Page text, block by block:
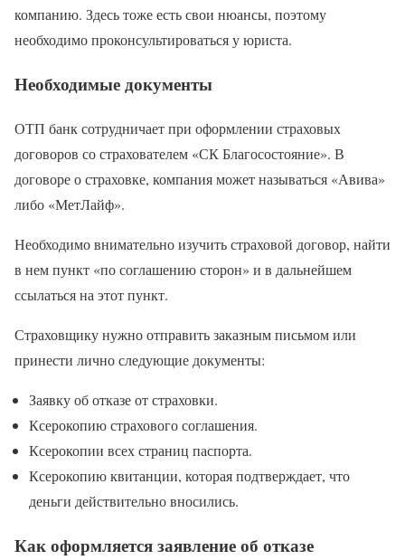
компанию. Здесь тоже есть свои нюансы, поэтому
необходимо проконсультироваться у юриста.
Необходимые документы
ОТП банк сотрудничает при оформлении страховых
договоров со страхователем «СК Благосостояние». В
договоре о страховке, компания может называться «Авива»
либо «МетЛайф».
Необходимо внимательно изучить страховой договор, найти
в нем пункт «по соглашению сторон» и в дальнейшем
ссылаться на этот пункт.
Страховщику нужно отправить заказным письмом или
принести лично следующие документы:
Заявку об отказе от страховки.
Ксерокопию страхового соглашения.
Ксерокопии всех страниц паспорта.
Ксерокопию квитанции, которая подтверждает, что
деньги действительно вносились.
Как оформляется заявление об отказе